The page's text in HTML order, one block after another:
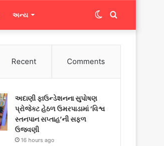
અન્ય Search
for
Switch
skin
Recent Comments
અદાણી ફાઉન્ડેશનના સુપોષણ
પ્રોજેક્ટ હેઠળ ઉમરપાડામાં ‘વિશ્વ
સ્તનપાન સપ્તાહ’ની સફળ
ઉજવણી
16 hours ago